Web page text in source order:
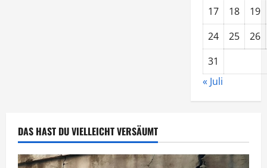
17
18
19
24
25
26
31
« Juli
DAS HAST DU VIELLEICHT VERSÄUMT